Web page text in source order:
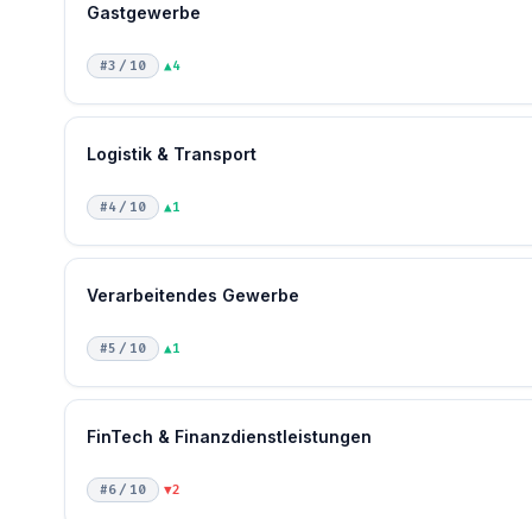
Gastgewerbe
#3 / 10 ▲4
Logistik & Transport
#4 / 10 ▲1
Verarbeitendes Gewerbe
#5 / 10 ▲1
FinTech & Finanzdienstleistungen
#6 / 10 ▼2